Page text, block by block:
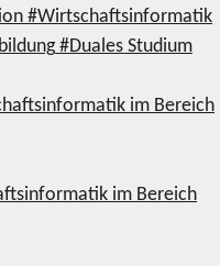
#Wirtschaftsinformatik
#Duales Studium
im Bereich